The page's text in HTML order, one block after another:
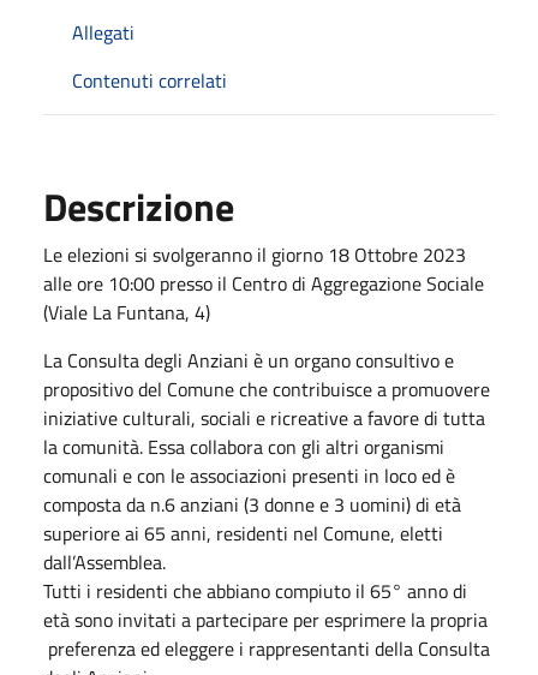
Allegati
Contenuti correlati
Descrizione
Le elezioni si svolgeranno il giorno 18 Ottobre 2023
alle ore 10:00 presso il Centro di Aggregazione Sociale
(Viale La Funtana, 4)
La Consulta degli Anziani è un organo consultivo e
propositivo del Comune che contribuisce a promuovere
iniziative culturali, sociali e ricreative a favore di tutta
la comunità. Essa collabora con gli altri organismi
comunali e con le associazioni presenti in loco ed è
composta da n.6 anziani (3 donne e 3 uomini) di età
superiore ai 65 anni, residenti nel Comune, eletti
dall’Assemblea.
Tutti i residenti che abbiano compiuto il 65° anno di
età sono invitati a partecipare per esprimere la propria
preferenza ed eleggere i rappresentanti della Consulta